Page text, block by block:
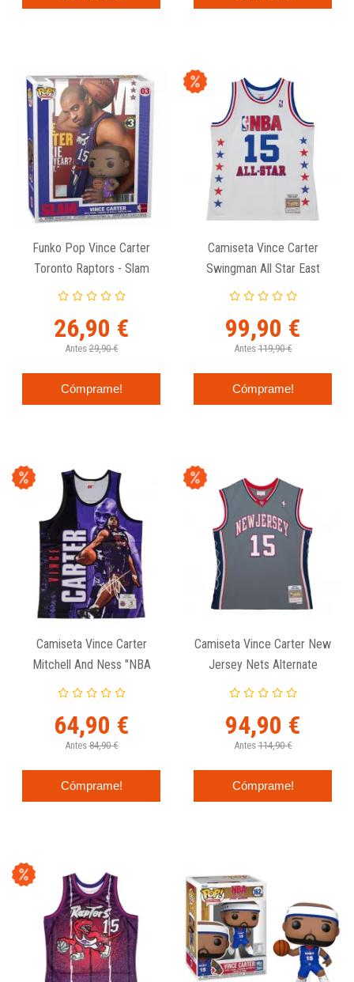
Funko Pop Vince Carter
Toronto Raptors - Slam
Cover
26,90 €
Antes 29,90 €
Cómprame!
Camiseta Vince Carter
Swingman All Star East
2003 De Mitchell And Ness
99,90 €
Antes 119,90 €
Cómprame!
Camiseta Vince Carter
Mitchell And Ness "NBA
Player Burst"- Toronto
64,90 €
Antes 84,90 €
Cómprame!
Camiseta Vince Carter New
Jersey Nets Alternate
Swingman 2004-05 -
94,90 €
Antes 114,90 €
Cómprame!